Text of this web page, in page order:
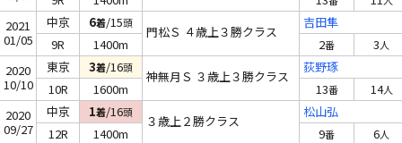
2021
01/05
中京 6着/15頭
門松Ｓ ４歳上３勝クラス
吉田隼
9R
1400m 2番 3人
2020
10/10
東京 3着/16頭
神無月Ｓ ３歳上３勝クラス
荻野琢
10R
1600m 13番 14人
2020
09/27
中京 1着/16頭
３歳上２勝クラス
松山弘
12R
1400m 9番 6人